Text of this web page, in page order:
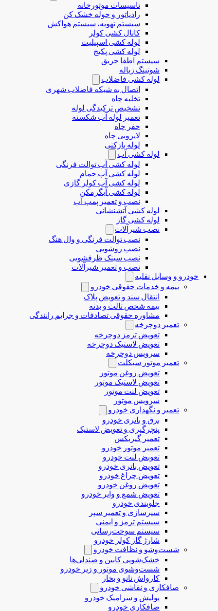
تاسیسات موتورخانه
رادیاتور و حوله خشک کن
سیستم تهویه، سیستم هواکش
کانال کشی کولر
لوله کشی اسپیلیت
لوله کشی پکیج
سیستم اطفا حریق
شوتینگ زباله
لوله كشی فاضلاب
اتصال به شبکه فاضلاب شهری
تخلیه چاه
تشخیص ترکیدگی لوله
تعمیر لوله آب شکسته
حفر چاه
لایروبی چاه
لوله بازکنی
لوله کشی آب
لوله کشی آب توالت فرنگی
لوله کشی آب حمام
لوله کشی آب کولر گازی
لوله کشی آبگرمکن
نصب و تعمیر پمپ آب
لوله کشی آتشنشانی
لوله کشی گاز
نصب شیرآلات
نصب توالت فرنگی و وال هنگ
نصب روشویی
نصب سینک ظرفشویی
نصب و تعمیر شیرآلات
خودرو و وسایل نقلیه
بیمه و خدمات حقوقی خودرو
انتقال سند و تعویض پلاک
بیمه شخص ثالث و بدنه
مشاوره حقوقی تصادفات و جرایم رانندگی
تعمیر دوچرخه
تعویض ترمز دوچرخه
تعویض لاستیک دوچرخه
سرویس دوچرخه
تعمیر موتور سیکلت
تعویض روغن موتور
تعویض لاستیک موتور
تعویض لنت موتور
سرویس موتور
تعمیر و نگهداری خودرو
برق و باتری خودرو
پنچرگیری و تعویض لاستیک
تعمیر گیربکس
تعمیر موتور خودرو
تعوبض لنت خودرو
تعویض باتری خودرو
تعویض چراغ خودرو
تعویض روغن خودرو
تعویض شمع و وایر خودرو
جلوبندی خودرو
سپرسازی و تعمیر سپر
سیستم ترمز و ایمنی
سیستم سوخت‌رسانی
شارژ گاز کولر خودرو
شست‌وشو و نظافت خودرو
خشک‌شویی کابین و صندلی‌ها
شست‌وشوی موتور و زیر خودرو
کارواش نانو و بخار
صافکاری و نقاشی خودرو
پولیش و سرامیک خودرو
صافکاری خودرو